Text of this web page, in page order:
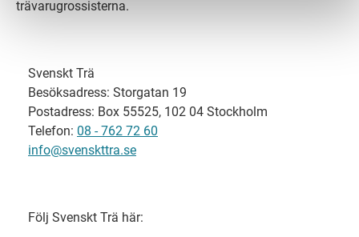
trävarugrossisterna.
Svenskt Trä
Besöksadress: Storgatan 19
Postadress: Box 55525, 102 04 Stockholm
Telefon: 08 - 762 72 60
info@svenskttra.se
Följ Svenskt Trä här: